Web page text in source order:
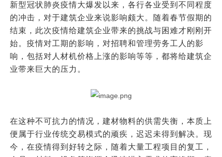
新型冠状肺炎疫情大爆发以来，各行各业受到不同程度
的冲击，对于建筑企业来说影响颇大。随着春节假期的
结束，此次疫情给建筑企业带来的挑战与困难才刚刚开
始。疫情对工期的影响，对招聘和管理劳务工人的影
响，包括对人材机价格上涨的影响等等，都将给建筑企
业带来巨大的压力。
在这种不可抗力的情况，建材物料的供需失衡，本质上
便属于行业传统交易模式的顽疾，迟迟未得到解决。现
今，在疫情得到好转之际，随着大量工程项目的复工，